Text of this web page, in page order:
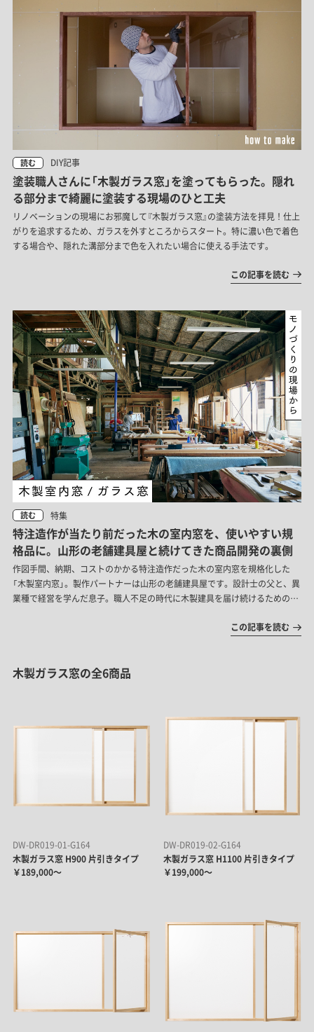
読む DIY記事
塗装職人さんに「木製ガラス窓」を塗ってもらった。隠れ
る部分まで綺麗に塗装する現場のひと工夫
リノベーションの現場にお邪魔して『木製ガラス窓』の塗装方法を拝見！仕上
がりを追求するため、ガラスを外すところからスタート。特に濃い色で着色
する場合や、隠れた溝部分まで色を入れたい場合に使える手法です。
この記事を読む
読む 特集
特注造作が当たり前だった木の室内窓を、使いやすい規
格品に。山形の老舗建具屋と続けてきた商品開発の裏側
作図手間、納期、コストのかかる特注造作だった木の室内窓を規格化した
「木製室内窓」。製作パートナーは山形の老舗建具屋です。設計士の父と、異
業種で経営を学んだ息子。職人不足の時代に木製建具を届け続けるための工
この記事を読む
木製ガラス窓の全6商品
DW-DR019-01-G164
木製ガラス窓 H900 片引きタイプ
￥189,000～
DW-DR019-02-G164
木製ガラス窓 H1100 片引きタイプ
￥199,000～